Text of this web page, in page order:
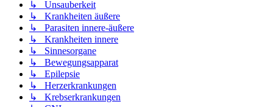
↳ Unsauberkeit
↳ Krankheiten äußere
↳ Parasiten innere-äußere
↳ Krankheiten innere
↳ Sinnesorgane
↳ Bewegungsapparat
↳ Epilepsie
↳ Herzerkrankungen
↳ Krebserkrankungen